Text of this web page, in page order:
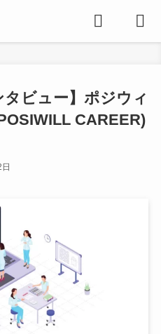
タビュー】ポジウィ
CAREER)